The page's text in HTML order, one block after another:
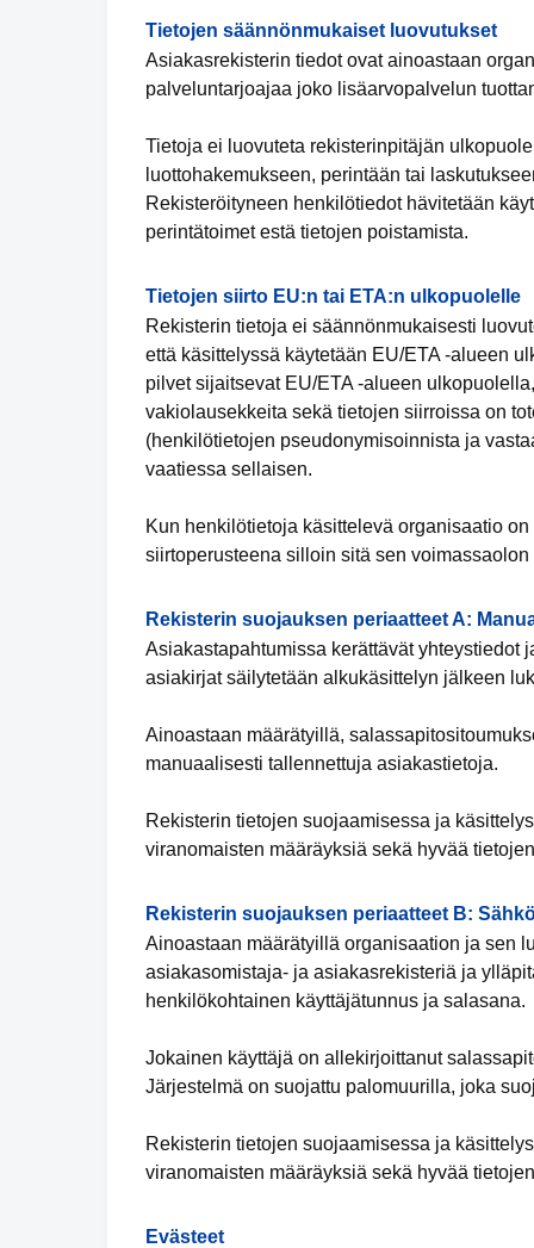
Tietojen säännönmukaiset luovutukset
Asiakasrekisterin tiedot ovat ainoastaan
palveluntarjoajaa joko lisäarvopalvelun
Tietoja ei luovuteta rekisterinpitäjän
luottohakemukseen, perintään tai
Rekisteröityneen henkilötiedot hävitetään
perintätoimet estä tietojen poistamista.
Tietojen siirto EU:n tai ETA:n ulkopuolelle
Rekisterin tietoja ei säännönmukaisesti
että käsittelyssä käytetään EU/ETA -alueen
pilvet sijaitsevat EU/ETA -alueen
vakiolausekkeita sekä tietojen siirroissa on
(henkilötietojen pseudonymisoinnista ja
vaatiessa sellaisen.
Kun henkilötietoja käsittelevä organisaatio
siirtoperusteena silloin sitä sen voimassaolon
Rekisterin suojauksen periaatteet A:
Asiakastapahtumissa kerättävät yhteystiedot
asiakirjat säilytetään alkukäsittelyn jälkeen
Ainoastaan määrätyillä,
manuaalisesti tallennettuja asiakastietoja.
Rekisterin tietojen suojaamisessa ja
viranomaisten määräyksiä sekä hyvää
Rekisterin suojauksen periaatteet B:
Ainoastaan määrätyillä organisaation ja sen
asiakasomistaja- ja asiakasrekisteriä ja
henkilökohtainen käyttäjätunnus ja salasana.
Jokainen käyttäjä on allekirjoittanut
Järjestelmä on suojattu palomuurilla, joka
Rekisterin tietojen suojaamisessa ja
viranomaisten määräyksiä sekä hyvää
Evästeet